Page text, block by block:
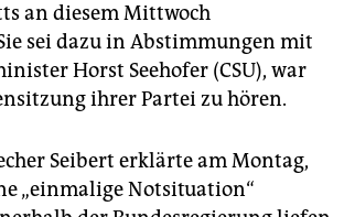
an diesem Mittwoch
sei dazu in Abstimmungen mit
Horst Seehofer (CSU), war
ihrer Partei zu hören.
Seibert erklärte am Montag,
„einmalige Notsituation“